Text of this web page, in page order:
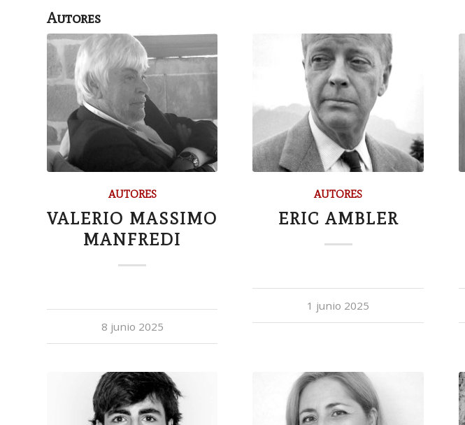
Autores
AUTORES
VALERIO MASSIMO
MANFREDI
8 junio 2025
AUTORES
ERIC AMBLER
1 junio 2025